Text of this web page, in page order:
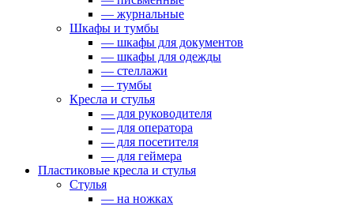
— журнальные
Шкафы и тумбы
— шкафы для документов
— шкафы для одежды
— стеллажи
— тумбы
Кресла и стулья
— для руководителя
— для оператора
— для посетителя
— для геймера
Пластиковые кресла и стулья
Стулья
— на ножках